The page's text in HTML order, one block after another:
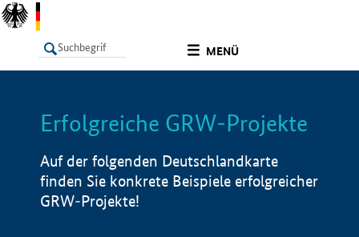
MENÜ
LISTE Info
Erfolgreiche GRW-Projekte
Auf der folgenden Deutschlandkarte
finden Sie konkrete Beispiele erfolgreicher
GRW-Projekte!